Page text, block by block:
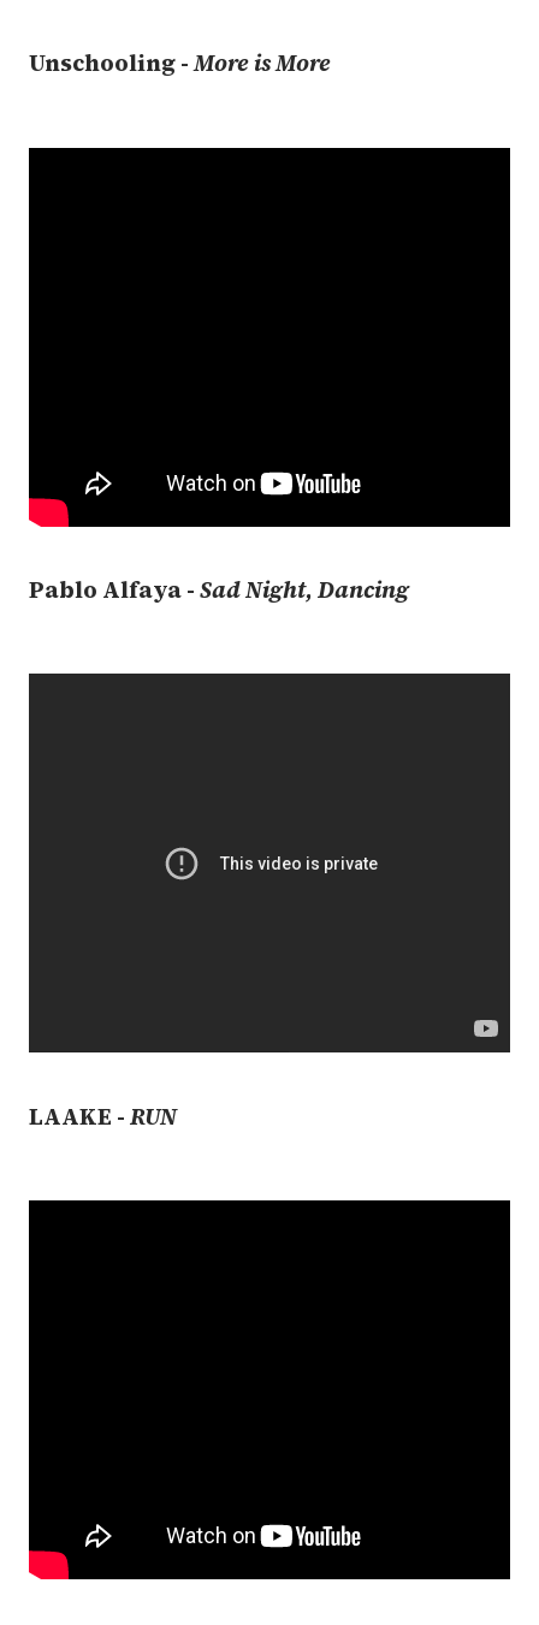
Unschooling -More is More
Pablo Alfaya -Sad Night, Dancing
LAAKE -RUN